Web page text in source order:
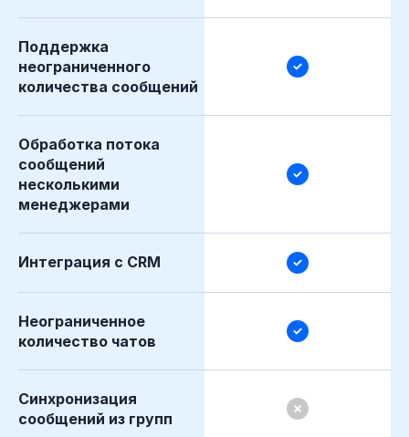
Поддержка
неограниченного
количества сообщений
Обработка потока
сообщений
несколькими
менеджерами
Интеграция с CRM
Неограниченное
количество чатов
Синхронизация
сообщений из групп